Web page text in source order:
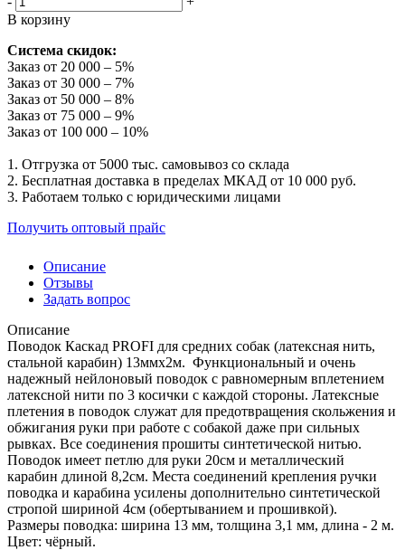
В корзину
Система скидок:
Заказ от 20 000 – 5%
Заказ от 30 000 – 7%
Заказ от 50 000 – 8%
Заказ от 75 000 – 9%
Заказ от 100 000 – 10%
1. Отгрузка от 5000 тыс. самовывоз со склада
2. Бесплатная доставка в пределах МКАД от 10 000 руб.
3. Работаем только с юридическими лицами
Получить оптовый прайс
Описание
Отзывы
Задать вопрос
Описание
Поводок Каскад PROFI для средних собак (латексная нить,
стальной карабин) 13ммх2м. Функциональный и очень
надежный нейлоновый поводок с равномерным вплетением
латексной нити по 3 косички с каждой стороны. Латексные
плетения в поводок служат для предотвращения скольжения и
обжигания руки при работе с собакой даже при сильных
рывках. Все соединения прошиты синтетической нитью.
Поводок имеет петлю для руки 20см и металлический
карабин длиной 8,2см. Места соединений крепления ручки
поводка и карабина усилены дополнительно синтетической
стропой шириной 4см (обертыванием и прошивкой).
Размеры поводка: ширина 13 мм, толщина 3,1 мм, длина - 2 м.
Цвет: чёрный.